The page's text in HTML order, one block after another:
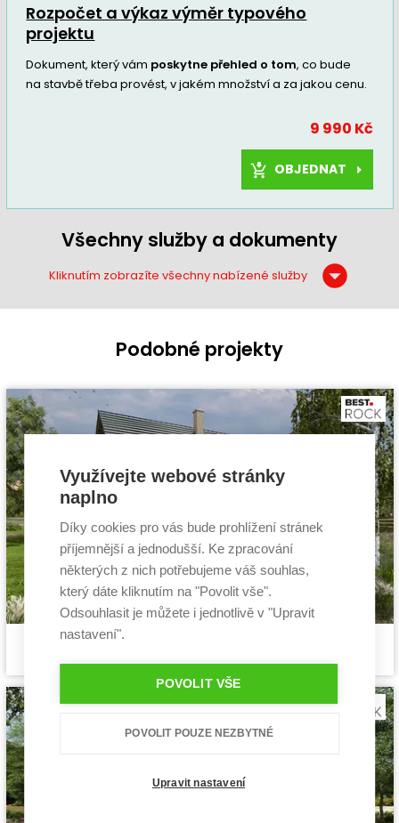
Rozpočet a výkaz výměr typového
projektu
Dokument, který vám poskytne přehled o tom, co bude
na stavbě třeba provést, v jakém množství a za jakou cenu.
9 990 Kč
OBJEDNAT
Všechny služby a dokumenty
Kliknutím zobrazíte všechny nabízené služby
Podobné projekty
Cena projektu:
40 990 Kč
Dispozice:
5+1
Užitná plocha:
130,06 m²
Využívejte webové stránky
naplno
Díky cookies pro vás bude prohlížení stránek
příjemnější a jednodušší. Ke zpracování
některých z nich potřebujeme váš souhlas,
který dáte kliknutím na "Povolit vše".
Odsouhlasit je můžete i jednotlivě v "Upravit
nastavení".
POVOLIT VŠE
POVOLIT POUZE NEZBYTNÉ
Upravit nastavení